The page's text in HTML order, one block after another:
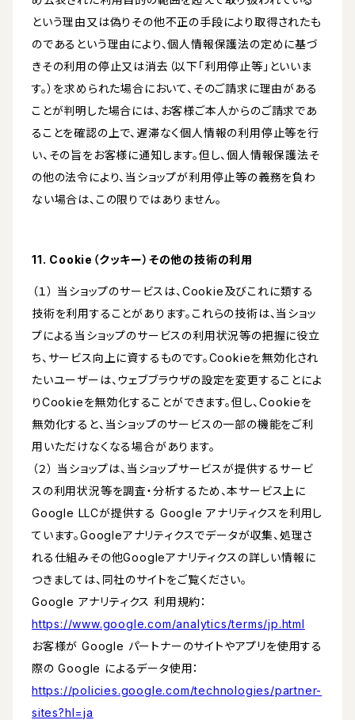
という理由又は偽りその他不正の手段により取得されたも
のであるという理由により、個人情報保護法の定めに基づ
きその利用の停止又は消去（以下「利用停止等」といいま
す。）を求められた場合において、そのご請求に理由がある
ことが判明した場合には、お客様ご本人からのご請求であ
ることを確認の上で、遅滞なく個人情報の利用停止等を行
い、その旨をお客様に通知します。但し、個人情報保護法そ
の他の法令により、当ショップが利用停止等の義務を負わ
ない場合は、この限りではありません。
11. Cookie（クッキー）その他の技術の利用
（１） 当ショップのサービスは、Cookie及びこれに類する
技術を利用することがあります。これらの技術は、当ショッ
プによる当ショップのサービスの利用状況等の把握に役立
ち、サービス向上に資するものです。Cookieを無効化され
たいユーザーは、ウェブブラウザの設定を変更することによ
りCookieを無効化することができます。但し、Cookieを
無効化すると、当ショップのサービスの一部の機能をご利
用いただけなくなる場合があります。
（２） 当ショップは、当ショップサービスが提供するサービ
スの利用状況等を調査・分析するため、本サービス上に
Google LLCが提供する Google アナリティクスを利用し
ています。Googleアナリティクスでデータが収集、処理さ
れる仕組みその他Googleアナリティクスの詳しい情報に
つきましては、同社のサイトをご覧ください。
Google アナリティクス 利用規約：
https://www.google.com/analytics/terms/jp.html
お客様が Google パートナーのサイトやアプリを使用する
際の Google によるデータ使用：
https://policies.google.com/technologies/partner-
sites?hl=ja